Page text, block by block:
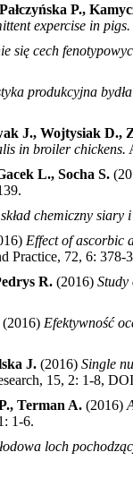
P.,
expercise in pigs.
się cech
produkcyjna
J., Wojtysiak D.,
in broiler chickens.
L., Socha S.
.
chemiczny
Effect of ascorbic
Practice, 72, 6: 378-
R. (2016) Study
(2016) Efektywność
J. (2016) Single
15, 2: 1-8,
Terman A. (2016)
1-6.
loch